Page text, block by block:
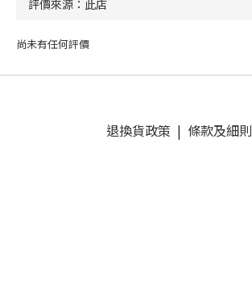
尚未有任何評價
退換貨政策 | 條款及細則